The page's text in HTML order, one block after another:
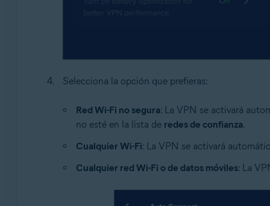
Selecciona la opción que prefieras:
Red Wi-Fi no segura: La VPN se activará
no esté en la lista de redes de confianza.
Cualquier Wi-Fi: La VPN se activará
Cualquier red Wi-Fi o de datos móviles: La